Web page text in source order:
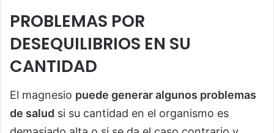
PROBLEMAS POR
DESEQUILIBRIOS EN SU
CANTIDAD
El magnesio puede generar algunos problemas
de salud si su cantidad en el organismo es